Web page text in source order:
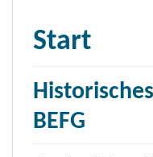
Start
BEFG